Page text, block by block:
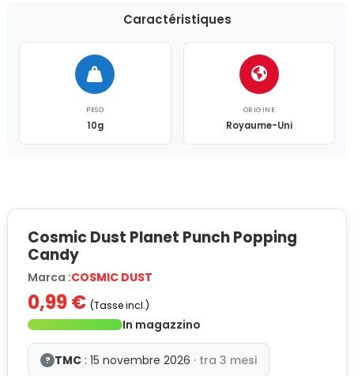
Caractéristiques
PESO
10g
ORIGINE
Royaume-Uni
Cosmic Dust Planet Punch Popping
Candy
Marca :COSMIC DUST
0,99 € (Tasse incl.)
In magazzino
? TMC : 15 novembre 2026 · tra 3 mesi